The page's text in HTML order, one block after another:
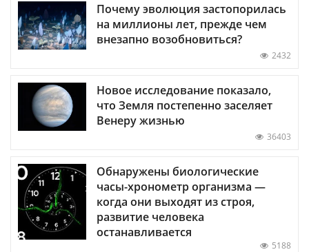
Почему эволюция застопорилась
на миллионы лет, прежде чем
внезапно возобновиться?
2432
Новое исследование показало,
что Земля постепенно заселяет
Венеру жизнью
36403
Обнаружены биологические
часы-хронометр организма —
когда они выходят из строя,
развитие человека
останавливается
5188